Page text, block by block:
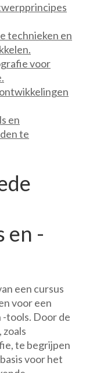
technieken en
voor
en
te
en -
een cursus
voor een
tools. Door de
te begrijpen
voor het